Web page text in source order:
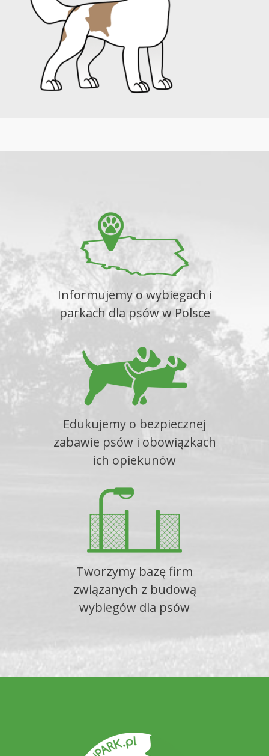
Informujemy o wybiegach i
parkach dla psów w Polsce
Edukujemy o bezpiecznej
zabawie psów i obowiązkach
ich opiekunów
Tworzymy bazę firm
związanych z budową
wybiegów dla psów